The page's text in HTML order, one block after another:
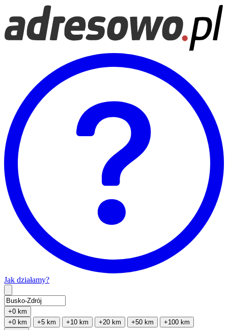
Jak działamy?
+0 km
+0 km
+5 km +10 km +20 km +50 km +100 km